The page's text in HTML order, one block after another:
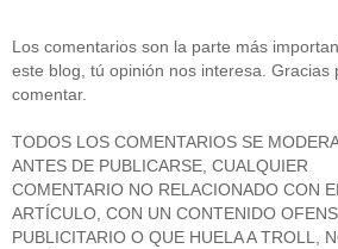
Los comentarios son la parte más
este blog, tú opinión nos interesa. Gracias
comentar.
TODOS LOS COMENTARIOS SE
ANTES DE PUBLICARSE, CUALQUIER
COMENTARIO NO RELACIONADO CON
ARTÍCULO, CON UN CONTENIDO
PUBLICITARIO O QUE HUELA A TROLL,